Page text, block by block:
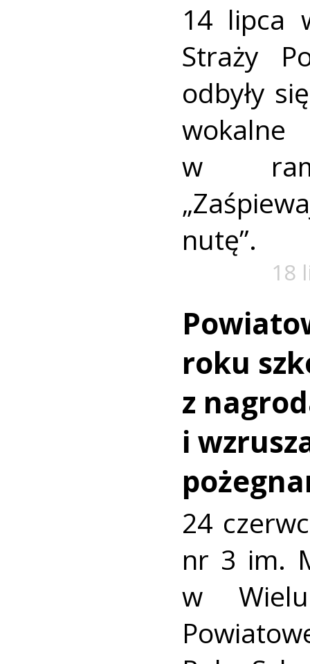
14 lipca
Straży
odbyły
w
nutę”.
18
roku
z
i
24
nr 3 im.
w